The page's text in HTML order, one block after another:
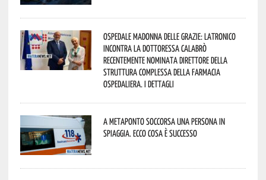
Ospedale Madonna delle Grazie: Latronico
incontra la dottoressa Calabrò
recentemente nominata Direttore della
Struttura Complessa della Farmacia
Ospedaliera. I dettagli
A Metaponto soccorsa una persona in
spiaggia. Ecco cosa è successo